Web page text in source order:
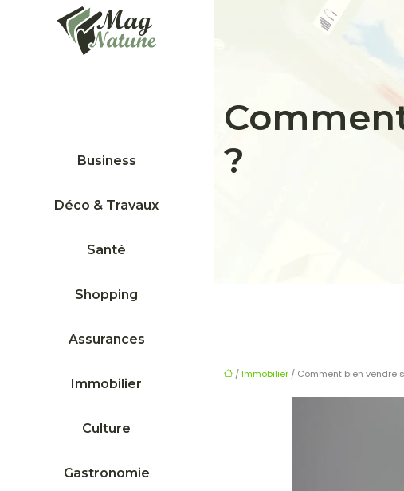
Business
Déco & Travaux
Santé
Shopping
Assurances
Immobilier
Culture
Gastronomie
?
/Immobilier/ Comment bien vendre